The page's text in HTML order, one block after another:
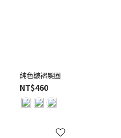
純色皺褶髮圈
NT$460